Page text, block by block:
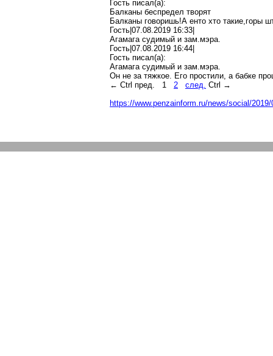
Гость писал(a):
Балканы беспредел творят
Балканы говоришь!А енто хто такие,горы
Гость|07.08.2019 16:33|
Агамагасудимый и зам.мэра.
Гость|07.08.2019 16:44|
Гость писал(a):
Агамагасудимый и зам.мэра.
Он не за тяжкое. Его простили, а бабке
← Ctrl пред. 1 2 след. Ctrl →
https://www.penzainform.ru/news/social/